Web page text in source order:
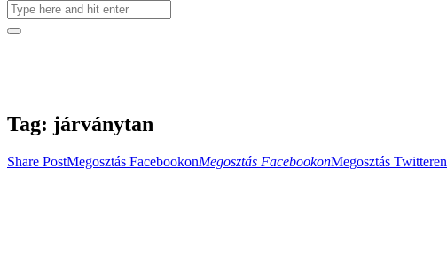
Tag: járványtan
Share PostMegosztás FacebookonMegosztás FacebookonMegosztás Twitteren